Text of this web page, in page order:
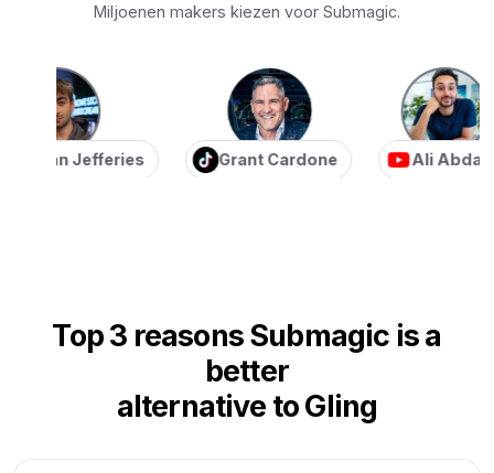
Miljoenen makers kiezen voor Submagic.
Jefferies Grant Cardone Ali Abdaal
Top 3 reasons Submagic is a
better
alternative to Gling